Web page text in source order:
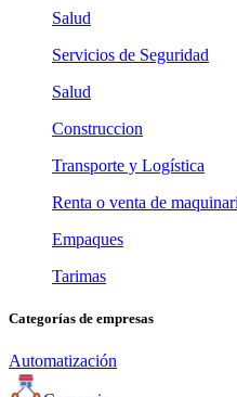
Salud
Servicios de Seguridad
Salud
Construccion
Transporte y Logística
Renta o venta de
Empaques
Tarimas
Categorías de empresas
Automatización